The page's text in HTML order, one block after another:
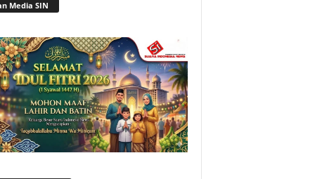
Media SIN